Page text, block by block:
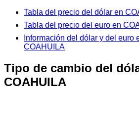
Tabla del precio del dólar en
Tabla del precio del euro en
Información del dólar y del euro
COAHUILA
Tipo de cambio del
COAHUILA